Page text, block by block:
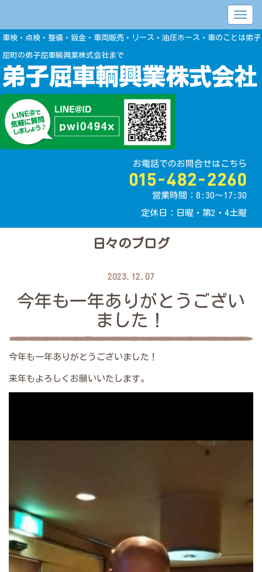
車検・点検・整備・鈑金・車両販売・リース・油圧ホース・車のことは弟子
屈町の弟子屈車輌興業株式会社まで
お電話でのお問合せはこちら
営業時間：8:30〜17:30
定休日：日曜・第2・4土曜
日々のブログ
2023.12.07
今年も一年ありがとうござい
ました！
今年も一年ありがとうございました！
来年もよろしくお願いいたします。